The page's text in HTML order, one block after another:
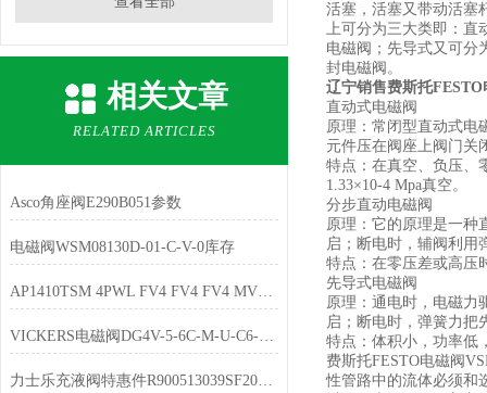
相关文章
RELATED ARTICLES
Asco角座阀E290B051参数
电磁阀WSM08130D-01-C-V-0库存
AP1410TSM 4PWL FV4 FV4 FV4 MV4 VS原装供应
VICKERS电磁阀DG4V-5-6C-M-U-C6-20特点
力士乐充液阀特惠件R900513039SF200K0-1-4X/
活塞，活塞又带动活塞
上可分为三大类即：直
电磁阀；先导式又可分
封电磁阀。
辽宁销售费斯托
直动式电磁阀
原理：常闭型直动式电
元件压在阀座上阀门关
特点：在真空、负压、
1.33×10-4 Mpa真空。
分步直动电磁阀
原理：它的原理是一种
启；断电时，辅阀利用
特点：在零压差或高压
先导式电磁阀
原理：通电时，电磁力
启；断电时，弹簧力把
特点：体积小，功率低
费斯托FESTO电磁阀
性管路中的流体必须和